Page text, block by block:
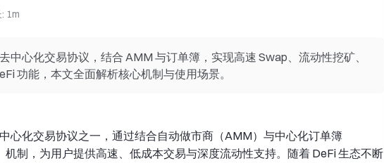
: 1m
中心化交易协议，结合 AMM 与订单簿，实现高速 Swap、流动性挖矿、
功能，本文全面解析核心机制与使用场景。
心化交易协议之一，通过结合自动做市商（AMM）与中心化订单簿
机制，为用户提供高速、低成本交易与深度流动性支持。随着 DeFi 生态不断